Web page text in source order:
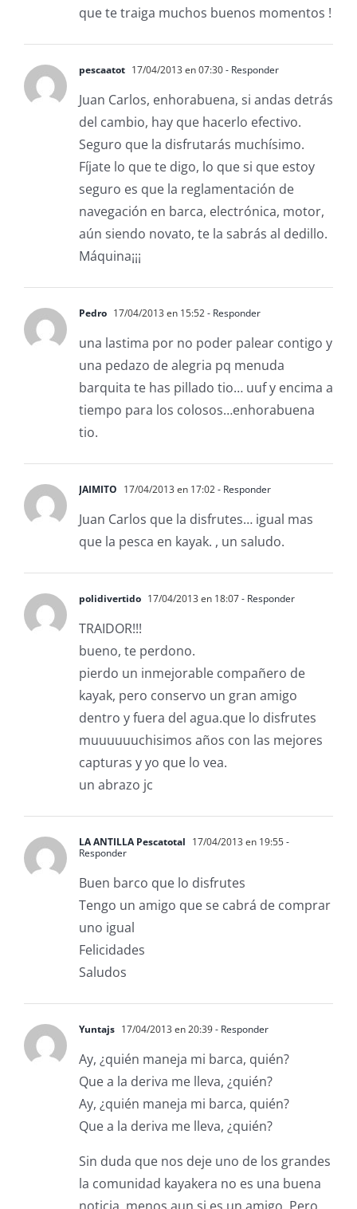
que te traiga muchos buenos momentos !
pescaatot 17/04/2013 en 07:30- Responder
Juan Carlos, enhorabuena, si andas detrás
del cambio, hay que hacerlo efectivo.
Seguro que la disfrutarás muchísimo.
Fíjate lo que te digo, lo que si que estoy
seguro es que la reglamentación de
navegación en barca, electrónica, motor,
aún siendo novato, te la sabrás al dedillo.
Máquina¡¡¡
Pedro 17/04/2013 en 15:52- Responder
una lastima por no poder palear contigo y
una pedazo de alegria pq menuda
barquita te has pillado tio… uuf y encima a
tiempo para los colosos…enhorabuena
tio.
JAIMITO 17/04/2013 en 17:02- Responder
Juan Carlos que la disfrutes… igual mas
que la pesca en kayak. , un saludo.
polidivertido 17/04/2013 en 18:07- Responder
TRAIDOR!!!
bueno, te perdono.
pierdo un inmejorable compañero de
kayak, pero conservo un gran amigo
dentro y fuera del agua.que lo disfrutes
muuuuuuchisimos años con las mejores
capturas y yo que lo vea.
un abrazo jc
LA ANTILLA Pescatotal 17/04/2013 en 19:55-
Responder
Buen barco que lo disfrutes
Tengo un amigo que se cabrá de comprar
uno igual
Felicidades
Saludos
Yuntajs 17/04/2013 en 20:39- Responder
Ay, ¿quién maneja mi barca, quién?
Que a la deriva me lleva, ¿quién?
Ay, ¿quién maneja mi barca, quién?
Que a la deriva me lleva, ¿quién?
Sin duda que nos deje uno de los grandes
la comunidad kayakera no es una buena